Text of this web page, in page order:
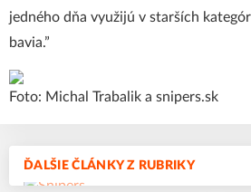
ĎALŠIE ČLÁNKY Z RUBRIKY
jedného dňa využijú v starších
bavia.”
Foto: Michal Trabalik a snipers.sk